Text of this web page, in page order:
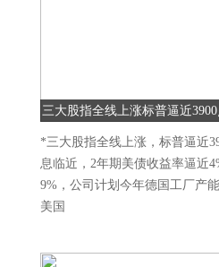
三大股指全线上涨标普逼近
*三大股指全线上涨，标普逼近
息临近，2年期美债收益率逼近
9%，公司计划今年德国工厂产能
美国